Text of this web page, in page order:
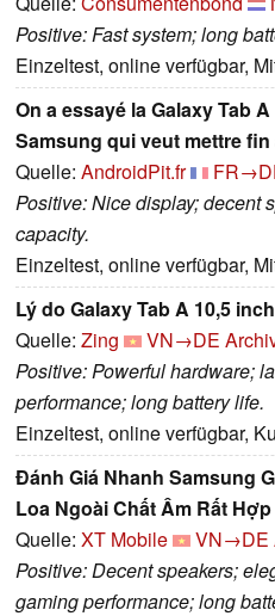
Positive: Fast system; long
Einzeltest, online verfügbar,
On a essayé la Galaxy Tab
Samsung qui veut mettre
Quelle: AndroidPit.fr
Positive: Nice display; decent
capacity.
Einzeltest, online verfügbar,
Lý do Galaxy Tab A 10,5
Quelle: Zing VN→DE
Positive: Powerful hardware;
performance; long battery life.
Einzeltest, online verfügbar,
Đánh Giá Nhanh Samsung
Loa Ngoài Chất Âm Rất
Quelle: XT Mobile VN→DE
Positive: Decent speakers;
gaming performance; long